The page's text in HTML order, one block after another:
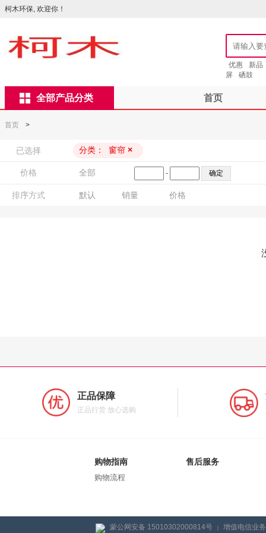
柯木环保, 欢迎你！
优惠
新品
屏
硒鼓
全部产品分类 首页
首页 >
已选择 分类： 窗帘 ×
价格 全部 -
排序方式 默认 销量 价格
正品保障
正品行货 放心选购
购物指南
购物流程
售后服务
蒙公网安备 15010302000814号 | 增值电信业